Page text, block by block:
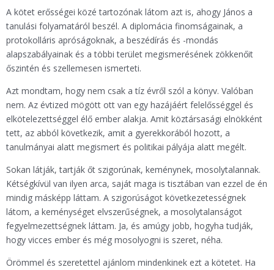
A kötet erősségei közé tartozónak látom azt is, ahogy János a
tanulási folyamatáról beszél. A diplomácia finomságainak, a
protokolláris apróságoknak, a beszédírás és -mondás
alapszabályainak és a többi terület megismerésének zökkenőit
őszintén és szellemesen ismerteti.
Azt mondtam, hogy nem csak a tíz évről szól a könyv. Valóban
nem. Az évtized mögött ott van egy hazájáért felelősséggel és
elkötelezettséggel élő ember alakja. Amit köztársasági elnökként
tett, az abból következik, amit a gyerekkorából hozott, a
tanulmányai alatt megismert és politikai pályája alatt megélt.
Sokan látják, tartják őt szigorúnak, keménynek, mosolytalannak.
Kétségkívül van ilyen arca, saját maga is tisztában van ezzel de én
mindig másképp láttam. A szigorúságot következetességnek
látom, a keménységet elvszerűségnek, a mosolytalanságot
fegyelmezettségnek láttam. Ja, és amúgy jobb, hogyha tudják,
hogy vicces ember és még mosolyogni is szeret, néha.
Örömmel és szeretettel ajánlom mindenkinek ezt a kötetet. Ha